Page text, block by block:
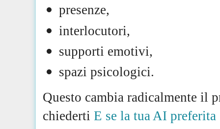
presenze,
interlocutori,
supporti emotivi,
spazi psicologici.
Questo cambia radicalmente il
chiedertiE se la tua AI preferita